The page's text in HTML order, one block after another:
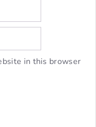
in this browser